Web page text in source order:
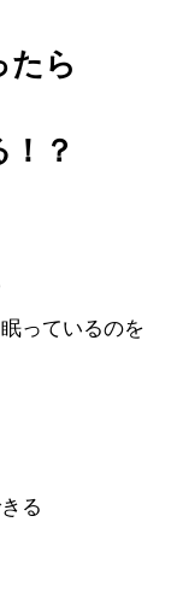
たら
？
っているのを
る